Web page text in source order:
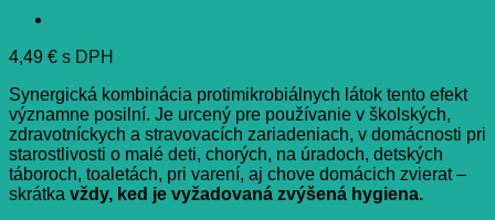
4,49 € s DPH
Synergická kombinácia protimikrobiálnych látok tento efekt
významne posilní. Je urcený pre používanie v školských,
zdravotníckych a stravovacích zariadeniach, v domácnosti pri
starostlivosti o malé deti, chorých, na úradoch, detských
táboroch, toaletách, pri varení, aj chove domácich zvierat –
skrátka vždy, ked je vyžadovaná zvýšená hygiena.